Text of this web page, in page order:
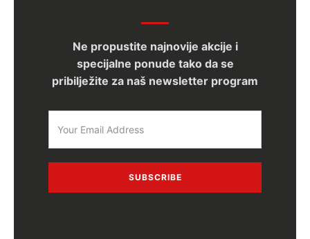
Ne propustite najnovije akcije i
specijalne ponude tako da se
pribilježite za naš newsletter program
SUBSCRIBE